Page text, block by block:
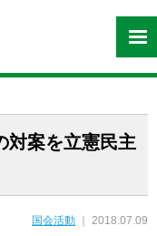
対案を立憲民主
国会活動 ｜ 2018.07.09